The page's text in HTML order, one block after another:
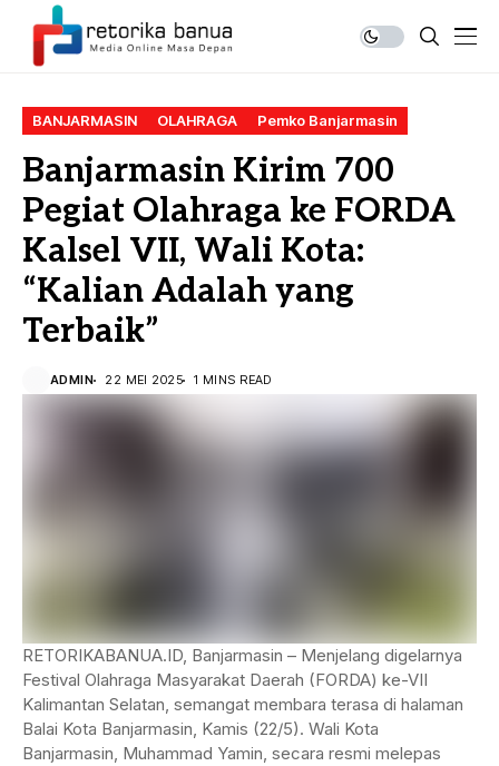
BANJARMASIN OLAHRAGA Pemko Banjarmasin
Banjarmasin Kirim 700
Pegiat Olahraga ke FORDA
Kalsel VII, Wali Kota:
“Kalian Adalah yang
Terbaik”
ADMIN 22 MEI 2025 1 MINS READ
RETORIKABANUA.ID, Banjarmasin – Menjelang digelarnya
Festival Olahraga Masyarakat Daerah (FORDA) ke-VII
Kalimantan Selatan, semangat membara terasa di halaman
Balai Kota Banjarmasin, Kamis (22/5). Wali Kota
Banjarmasin, Muhammad Yamin, secara resmi melepas